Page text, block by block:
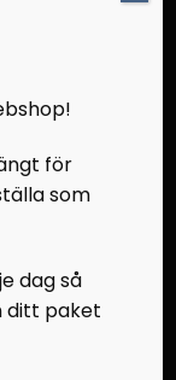
för
som
dag så
ditt paket